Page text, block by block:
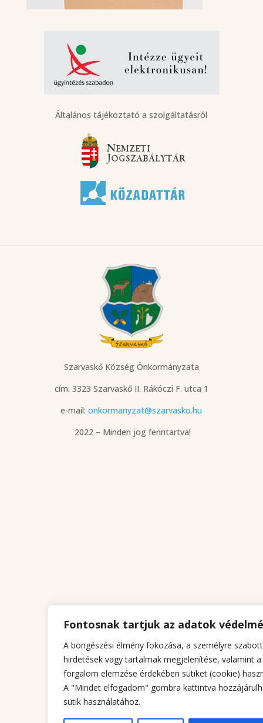
Fontosnak tartjuk az adatok
A böngészési élmény fokozása, a személyre szabott
hirdetések vagy tartalmak megjelenítése, valamint a
forgalom elemzése érdekében sütiket (cookie)
A "Mindet elfogadom" gombra kattintva
sütik használatához.
Általános tájékoztató a szolgáltatásról
Szarvaskő Község Önkormányzata
cím: 3323 Szarvaskő II. Rákóczi F. utca 1
e-mail:onkormanyzat@szarvasko.hu
2022 – Minden jog fenntartva!